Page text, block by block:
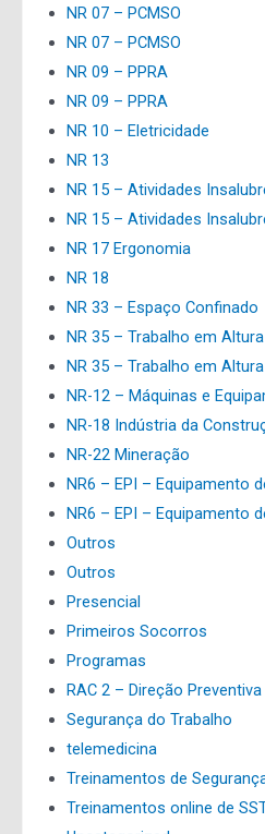
NR 07 – PCMSO
NR 07 – PCMSO
NR 09 – PPRA
NR 09 – PPRA
NR 10 – Eletricidade
NR 13
NR 15 – Atividades
NR 15 – Atividades
NR 17 Ergonomia
NR 18
NR 33 – Espaço Confinado
NR 35 – Trabalho em Altura
NR 35 – Trabalho em Altura
NR-12 – Máquinas e
NR-18 Indústria da
NR-22 Mineração
NR6 – EPI – Equipamento
NR6 – EPI – Equipamento
Outros
Outros
Presencial
Primeiros Socorros
Programas
RAC 2 – Direção Preventiva
Segurança do Trabalho
telemedicina
Treinamentos de
Treinamentos online de